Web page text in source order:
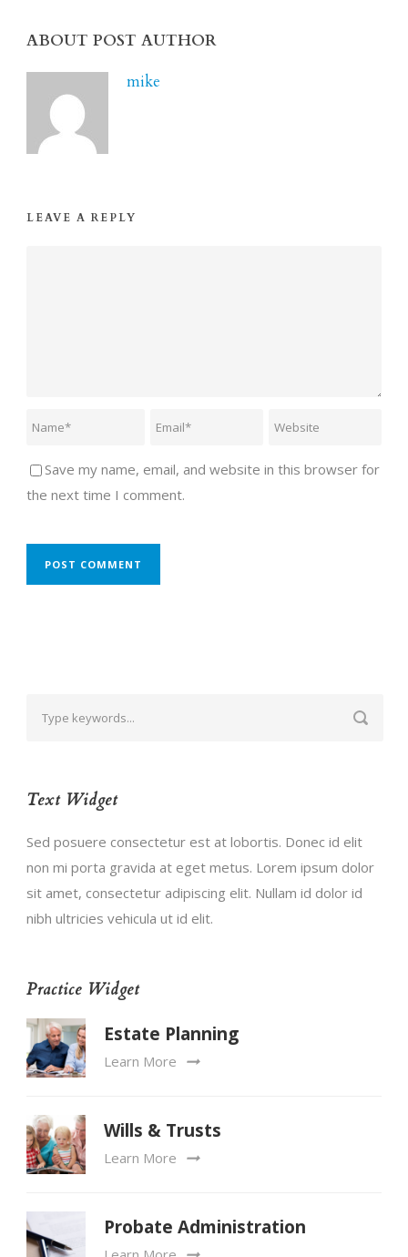
ABOUT POST AUTHOR
mike
LEAVE A REPLY
Save my name, email, and website in this browser for
the next time I comment.
Text Widget
Sed posuere consectetur est at lobortis. Donec id elit
non mi porta gravida at eget metus. Lorem ipsum dolor
sit amet, consectetur adipiscing elit. Nullam id dolor id
nibh ultricies vehicula ut id elit.
Practice Widget
Estate Planning
Learn More
Wills & Trusts
Learn More
Probate Administration